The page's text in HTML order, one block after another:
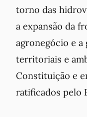
torno das
a expansão da
agronegócio e
territoriais e
Constituição e
ratificados pelo